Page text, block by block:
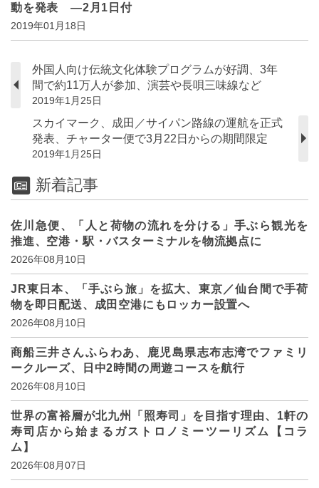
動を発表 ―2月1日付
2019年01月18日
外国人向け伝統文化体験プログラムが好調、3年
間で約11万人が参加、演芸や長唄三味線など
2019年1月25日
スカイマーク、成田／サイパン路線の運航を正式
発表、チャーター便で3月22日からの期間限定
2019年1月25日
新着記事
佐川急便、「人と荷物の流れを分ける」手ぶら観光を
推進、空港・駅・バスターミナルを物流拠点に
2026年08月10日
JR東日本、「手ぶら旅」を拡大、東京／仙台間で手荷
物を即日配送、成田空港にもロッカー設置へ
2026年08月10日
商船三井さんふらわあ、鹿児島県志布志湾でファミリ
ークルーズ、日中2時間の周遊コースを航行
2026年08月10日
世界の富裕層が北九州「照寿司」を目指す理由、1軒の
寿司店から始まるガストロノミーツーリズム【コラ
ム】
2026年08月07日